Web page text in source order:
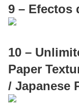
9 – Efectos
10 –
Paper
/ Japanese